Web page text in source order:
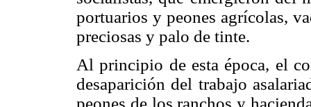
portuarios y peones agrícolas,
preciosas y palo de tinte.
Al principio de esta época, el
desaparición del trabajo
peones de los ranchos y